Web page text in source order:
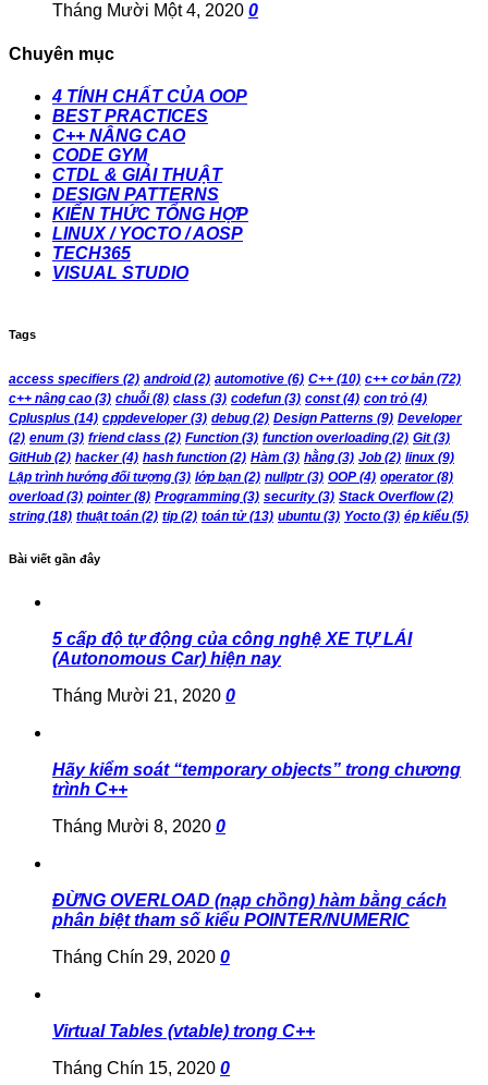
Tháng Mười Một 4, 2020 0
Chuyên mục
4 TÍNH CHẤT CỦA OOP
BEST PRACTICES
C++ NÂNG CAO
CODE GYM
CTDL & GIẢI THUẬT
DESIGN PATTERNS
KIẾN THỨC TỔNG HỢP
LINUX / YOCTO / AOSP
TECH365
VISUAL STUDIO
Tags
access specifiers (2) android(2) automotive (6) C++ (10) c++ cơ bản (72)
c++ nâng cao (3) chuỗi(8) class (3) codefun (3) const(4) con trỏ (4)
Cplusplus (14) cppdeveloper(3) debug (2) Design Patterns (9) Developer
(2) enum (3) friend class (2) Function (3) function overloading (2) Git(3)
GitHub (2) hacker(4) hash function (2) Hàm (3) hằng (3) Job (2) linux (9)
Lập trình hướng đối tượng (3) lớp bạn (2) nullptr(3) OOP (4) operator(8)
overload(3) pointer(8) Programming (3) security (3) Stack Overflow(2)
string (18) thuật toán (2) tip (2) toán tử(13) ubuntu (3) Yocto (3) ép kiểu (5)
Bài viết gần đây
5 cấp độ tự động của công nghệ XE TỰ LÁI
(Autonomous Car) hiện nay
Tháng Mười 21, 2020 0
Hãy kiểm soát “temporary objects” trong chương
trình C++
Tháng Mười 8, 2020 0
ĐỪNG OVERLOAD (nạp chồng) hàm bằng cách
phân biệt tham số kiểu POINTER/NUMERIC
Tháng Chín 29, 2020 0
Virtual Tables (vtable) trong C++
Tháng Chín 15, 2020 0